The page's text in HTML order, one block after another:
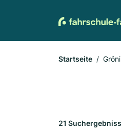
Startseite
21